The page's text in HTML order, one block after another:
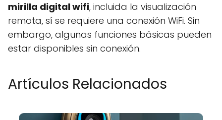
mirilla digital wifi, incluida la visualización
remota, sí se requiere una conexión WiFi. Sin
embargo, algunas funciones básicas pueden
estar disponibles sin conexión.
Artículos Relacionados